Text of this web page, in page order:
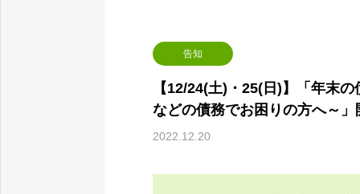
告知
【12/24(土)・25(日)】「年末
などの債務でお困りの方へ～
2022.12.20